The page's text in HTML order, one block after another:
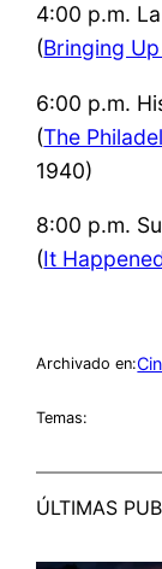
4:00 p.m.
(Bringing
6:00 p.m.
(The
1940)
8:00 p.m.
(It
Archivado en:
Temas:
ÚLTIMAS